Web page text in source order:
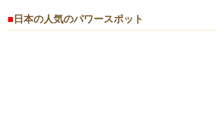
■ 日本の人気のパワースポット